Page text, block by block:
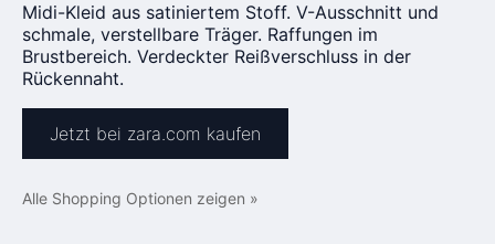
Midi-Kleid aus satiniertem Stoff. V-Ausschnitt und
schmale, verstellbare Träger. Raffungen im
Brustbereich. Verdeckter Reißverschluss in der
Rückennaht.
Jetzt bei zara.com kaufen
Alle Shopping Optionen zeigen »